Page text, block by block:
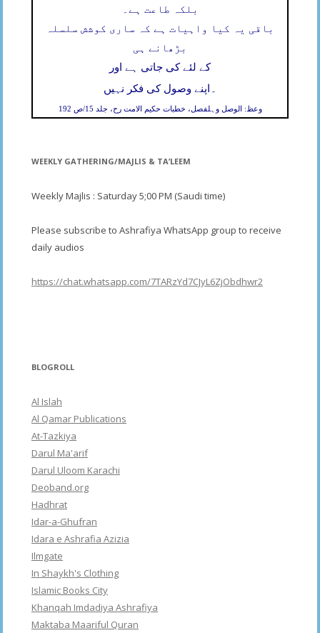
بلکہ طاعت ہے۔
باقی یہ کیا واہیات ہے کہ ساری کوشش سلسلہ
بڑھانے ہی
کے لئے کی جاتی ہے اور
اپنے وصول کی فکر نہیں ۔
وعظ: الوصل وہلفصل، خطبات حکیم الامت رح، جلد 15/ص 192
WEEKLY GATHERING/MAJLIS & TA’LEEM
Weekly Majlis : Saturday 5;00 PM (Saudi time)
Please subscribe to Ashrafiya WhatsApp group to receive
daily audios
https://chat.whatsapp.com/7TARzYd7CJyL6ZjObdhwr2
BLOGROLL
Al Islah
Al Qamar Publications
At-Tazkiya
Darul Ma'arif
Darul Uloom Karachi
Deoband.org
Hadhrat
Idar-a-Ghufran
Idara e Ashrafia Azizia
Ilmgate
In Shaykh's Clothing
Islamic Books City
Khanqah Imdadiya Ashrafiya
Maktaba Maariful Quran